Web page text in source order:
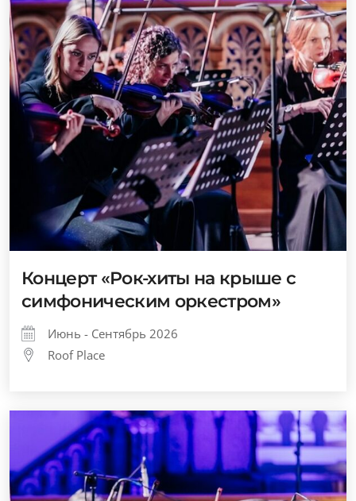
Концерт «Рок-хиты на крыше с
симфоническим оркестром»
Июнь - Сентябрь 2026
Roof Place